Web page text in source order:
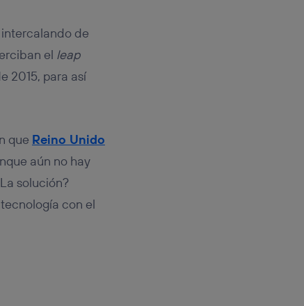
intercalando de
el leap
2015, para así
que Reino Unido
aún no hay
solución?
con el